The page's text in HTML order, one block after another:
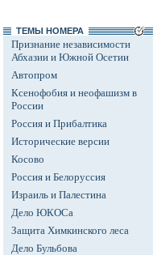
ТЕМЫ НОМЕРА
Признание независимости
Абхазии и Южной Осетии
Автопром
Ксенофобия и неофашизм в
России
Россия и Прибалтика
Исторические версии
Косово
Россия и Белоруссия
Израиль и Палестина
Дело ЮКОСа
Защита Химкинского леса
Дело Бульбова